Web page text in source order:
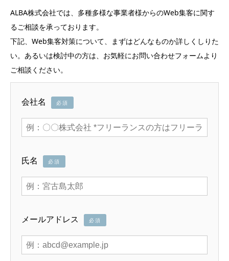
ALBA株式会社では、多種多様な事業者様からのWeb集客に関す
るご相談を承っております。
下記、Web集客対策について、まずはどんなものか詳しくしりた
い。あるいは検討中の方は、お気軽にお問い合わせフォームより
ご相談ください。
会社名 必須
氏名 必須
メールアドレス 必須